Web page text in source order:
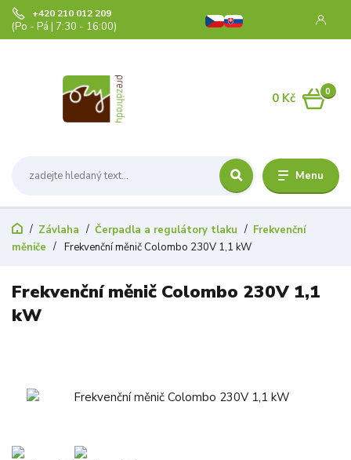
Menu
+420 210 012 209
(Po - Pá | 7:30 - 16:00)
0
0 Kč
Závlaha Čerpadla a regulátory tlaku
Frekvenční
měniče
Frekvenční měnič Colombo 230V 1,1 kW
Frekvenční měnič Colombo 230V 1,1
kW